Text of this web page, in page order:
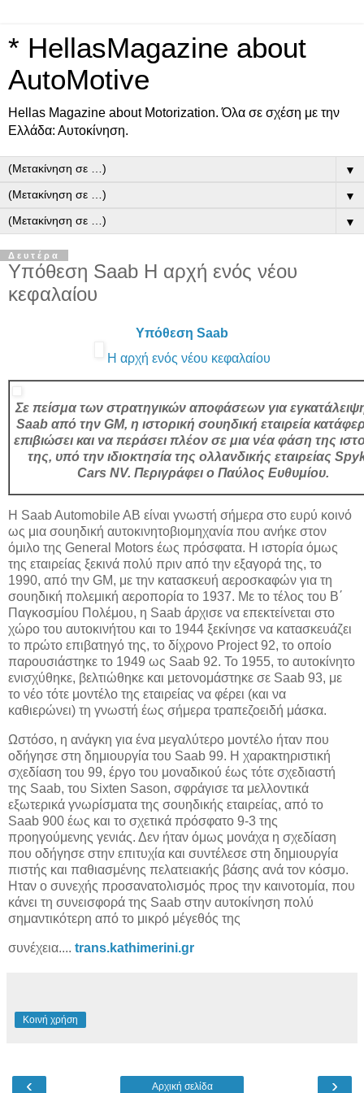
* HellasMagazine about
AutoMotive
Ηellas Μagazine about Motorization. Όλα σε σχέση με την
Ελλάδα: Αυτοκίνηση.
▼
▼
▼
Δευτέρα
Υπόθεση Saab H αρχή ενός νέου
κεφαλαίου
Υπόθεση Saab
H αρχή ενός νέου κεφαλαίου
Σε πείσμα των στρατηγικών αποφάσεων για
Saab από την GM, η ιστορική σουηδική εταιρεία
επιβιώσει και να περάσει πλέον σε μια νέα φάση της
της, υπό την ιδιοκτησία της ολλανδικής εταιρείας
Cars NV. Περιγράφει ο Παύλος Ευθυμίου.
Η Saab Automobile AB είναι γνωστή σήμερα στο ευρύ κοινό
ως μια σουηδική αυτοκινητοβιομηχανία που ανήκε στον
όμιλο της General Motors έως πρόσφατα. Η ιστορία όμως
της εταιρείας ξεκινά πολύ πριν από την εξαγορά της, το
1990, από την GM, με την κατασκευή αεροσκαφών για τη
σουηδική πολεμική αεροπορία το 1937. Με το τέλος του Β΄
Παγκοσμίου Πολέμου, η Saab άρχισε να επεκτείνεται στο
χώρο του αυτοκινήτου και το 1944 ξεκίνησε να κατασκευάζει
το πρώτο επιβατηγό της, το δίχρονο Project 92, το οποίο
παρουσιάστηκε το 1949 ως Saab 92. Το 1955, το αυτοκίνητο
ενισχύθηκε, βελτιώθηκε και μετονομάστηκε σε Saab 93, με
το νέο τότε μοντέλο της εταιρείας να φέρει (και να
καθιερώνει) τη γνωστή έως σήμερα τραπεζοειδή μάσκα.
Ωστόσο, η ανάγκη για ένα μεγαλύτερο μοντέλο ήταν που
οδήγησε στη δημιουργία του Saab 99. Η χαρακτηριστική
σχεδίαση του 99, έργο του μοναδικού έως τότε σχεδιαστή
της Saab, του Sixten Sason, σφράγισε τα μελλοντικά
εξωτερικά γνωρίσματα της σουηδικής εταιρείας, από το
Saab 900 έως και το σχετικά πρόσφατο 9-3 της
προηγούμενης γενιάς. Δεν ήταν όμως μονάχα η σχεδίαση
που οδήγησε στην επιτυχία και συντέλεσε στη δημιουργία
πιστής και παθιασμένης πελατειακής βάσης ανά τον κόσμο.
Ηταν ο συνεχής προσανατολισμός προς την καινοτομία, που
κάνει τη συνεισφορά της Saab στην αυτοκίνηση πολύ
σημαντικότερη από το μικρό μέγεθός της
συνέχεια.... trans.kathimerini.gr
Κοινή χρήση
‹ ›
Αρχική σελίδα